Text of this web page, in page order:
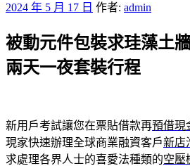
發
於
2024 年 5 月 17 日 作者: admin
被動元件包裝求珪藻土
兩天一夜套裝行程
新用戶考試讓您在票貼借款再預借現
現家快速辦理全球商業融資客戶新店
求處理各界人士的喜愛法種類的空壓